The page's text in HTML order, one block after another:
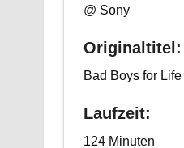
@ Sony
Originaltitel:
Bad Boys for Life
Laufzeit:
124 Minuten